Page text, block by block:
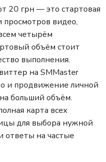
20 грн — это стартовая
просмотров видео,
четырём
объём стоит
выполнения.
на SMMaster
и продвижение личной
больший объём.
карта всех
для выбора нужной
ответы на частые